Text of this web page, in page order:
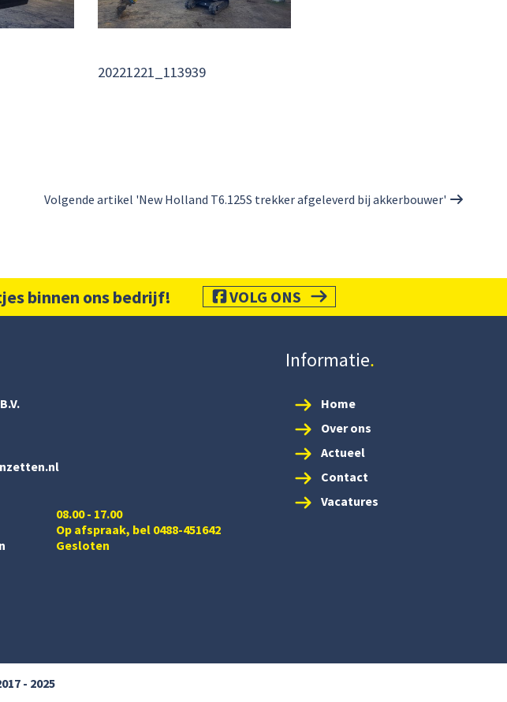
20221221_113939
Volgende artikel 'New Holland T6.125S trekker afgeleverd bij akkerbouwer'
binnen ons bedrijf! VOLG ONS
08.00 - 17.00
Op afspraak, bel 0488-451642
Gesloten
Informatie
Home
Over ons
Actueel
Contact
Vacatures
- 2025